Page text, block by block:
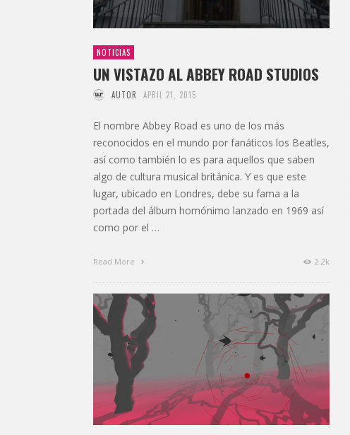
NOTICIAS
UN VISTAZO AL ABBEY ROAD STUDIOS
AUTOR APRIL 21, 2015
El nombre Abbey Road es uno de los más
reconocidos en el mundo por fanáticos los Beatles,
así como también lo es para aquellos que saben
algo de cultura musical británica. Y es que este
lugar, ubicado en Londres, debe su fama a la
portada del álbum homónimo lanzado en 1969 así
como por el …
Read More 2.2k